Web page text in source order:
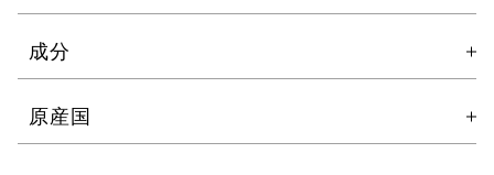
皮膚科医監修のもと、エイジング・くすみ・乾燥・炎
幹細胞エキスが脱毛後の赤みを鎮め、レチノールがく
お風呂上りやシャワー後の清潔な肌にお使いくださ
い。
手にたっぷりとり、体全体にやさしくなじませます。
成分
・純国産幹細胞培養上清液
世界最小クラスのヒアルロン酸HA-4を加えた高性能
原産国